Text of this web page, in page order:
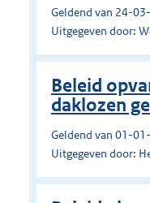
Geldend van 24-
Uitgegeven door:
Beleid
daklozen
Geldend van 01-
Uitgegeven door: